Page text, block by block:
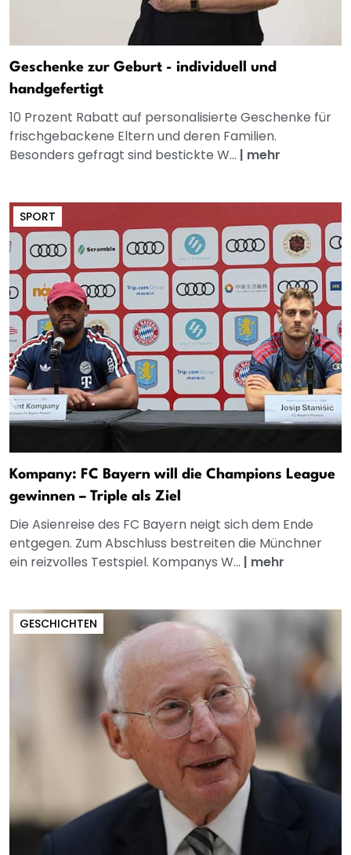
Geschenke zur Geburt - individuell und
handgefertigt
10 Prozent Rabatt auf personalisierte Geschenke für
frischgebackene Eltern und deren Familien.
Besonders gefragt sind bestickte W... | mehr
SPORT
Kompany: FC Bayern will die Champions League
gewinnen – Triple als Ziel
Die Asienreise des FC Bayern neigt sich dem Ende
entgegen. Zum Abschluss bestreiten die Münchner
ein reizvolles Testspiel. Kompanys W... | mehr
GESCHICHTEN